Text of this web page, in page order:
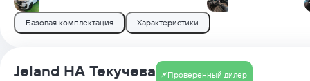
Базовая комплектация Характеристики
Jeland НА Текучева Проверенный дилер